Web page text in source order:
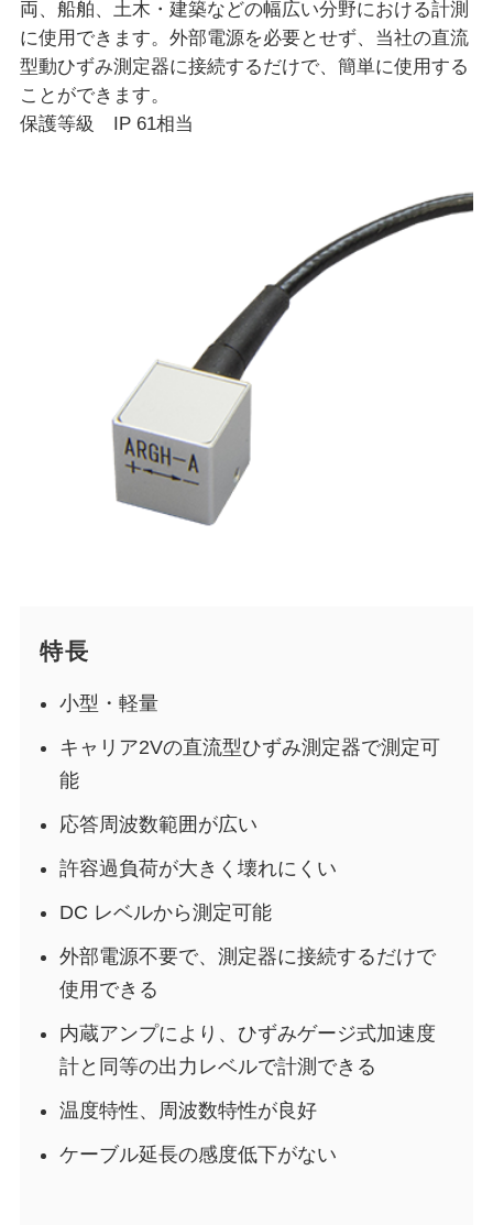
両、船舶、土木・建築などの幅広い分野における計測
に使用できます。外部電源を必要とせず、当社の直流
型動ひずみ測定器に接続するだけで、簡単に使用する
ことができます。
保護等級 IP 61相当
特長
小型・軽量
キャリア2Vの直流型ひずみ測定器で測定可
能
応答周波数範囲が広い
許容過負荷が大きく壊れにくい
DC レベルから測定可能
外部電源不要で、測定器に接続するだけで
使用できる
内蔵アンプにより、ひずみゲージ式加速度
計と同等の出力レベルで計測できる
温度特性、周波数特性が良好
ケーブル延長の感度低下がない